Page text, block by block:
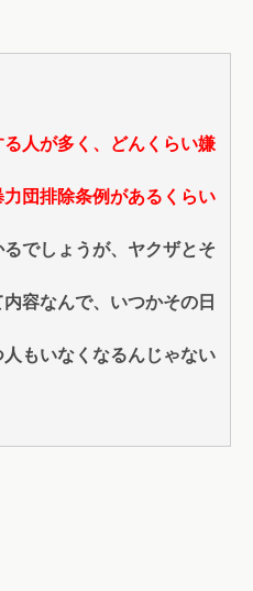
人が多く、どんくらい嫌
団排除条例があるくらい
でしょうが、ヤクザとそ
容なんで、いつかその日
もいなくなるんじゃない